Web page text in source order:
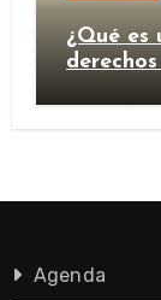
¿Qué es
Agenda